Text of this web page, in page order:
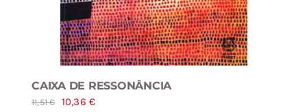
CAIXA DE RESSONÂNCIA
11,51€
O
10,36€O